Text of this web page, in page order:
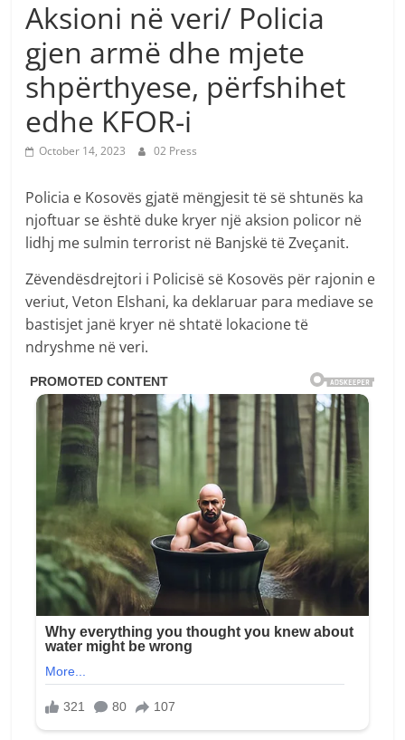
Aksioni në veri/ Policia
gjen armë dhe mjete
shpërthyese, përfshihet
edhe KFOR-i
October 14, 2023 02 Press
Policia e Kosovës gjatë mëngjesit të së shtunës ka
njoftuar se është duke kryer një aksion policor në
lidhj me sulmin terrorist në Banjskë të Zveçanit.
Zëvendësdrejtori i Policisë së Kosovës për rajonin e
veriut, Veton Elshani, ka deklaruar para mediave se
bastisjet janë kryer në shtatë lokacione të
ndryshme në veri.